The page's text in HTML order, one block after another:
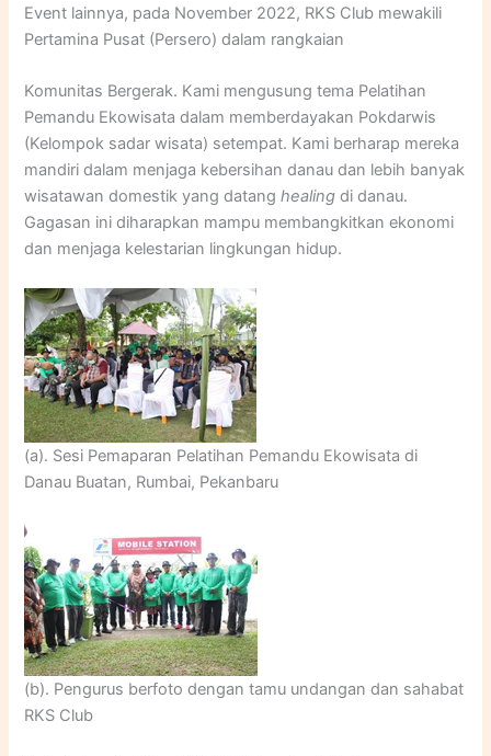
Event lainnya, pada November 2022, RKS Club mewakili
Pertamina Pusat (Persero) dalam rangkaian
Komunitas Bergerak. Kami mengusung tema Pelatihan
Pemandu Ekowisata dalam memberdayakan Pokdarwis
(Kelompok sadar wisata) setempat. Kami berharap mereka
mandiri dalam menjaga kebersihan danau dan lebih banyak
wisatawan domestik yang datanghealingdi danau.
Gagasan ini diharapkan mampu membangkitkan ekonomi
dan menjaga kelestarian lingkungan hidup.
(a). Sesi Pemaparan Pelatihan Pemandu Ekowisata di
Danau Buatan, Rumbai, Pekanbaru
(b). Pengurus berfoto dengan tamu undangan dan sahabat
RKS Club